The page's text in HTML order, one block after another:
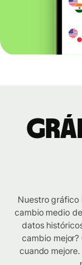
Nuestro gráfico
cambio medio
datos
cambio
cuando